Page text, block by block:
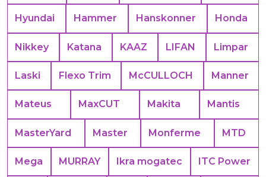
Hyundai Hammer Hanskonner Honda
Nikkey Katana KAAZ LIFAN Limpar
Laski Flexo Trim McCULLOCH Manner
Mateus MaxCUT Makita Mantis
MasterYard Master Monferme MTD
Mega MURRAY Ikra mogatec ITC Power